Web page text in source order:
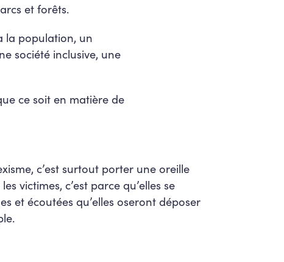
et forêts.
la population, un
société inclusive, une
ce soit en matière de
c’est surtout porter une oreille
victimes, c’est parce qu’elles se
et écoutées qu’elles oseront déposer